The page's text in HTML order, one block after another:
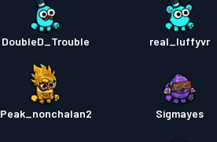
DoubleD_Trouble real_luffyvr
Peak_nonchalan2 Sigmayes